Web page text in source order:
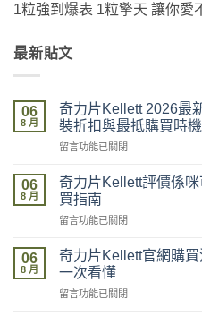
1粒強到爆表 1粒擎天 讓你愛
最新貼文
06
8 月
奇力片Kellett 2026最
裝折扣與最抵購買時機
在
力
片
Kellett
2026
新
攻
留言功能已關閉
06
8 月
奇力片Kellett評價係
買指南
在
力
片
Kellett
評
留言功能已關閉
06
8 月
奇力片Kellett官網購
一次看懂
在
留言功能已關閉